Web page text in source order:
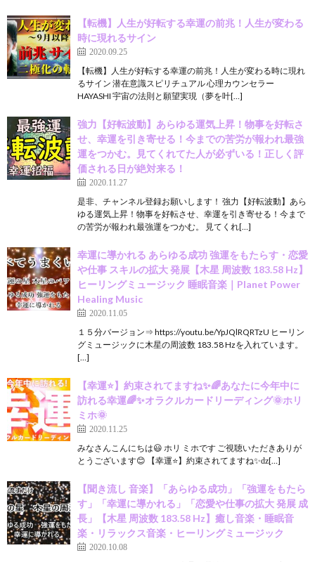
【転機】人生が好転する幸運の前兆！人生が変わる
時に現れるサイン
2020.09.25
【転機】人生が好転する幸運の前兆！人生が変わる時に現れ
るサイン 潜在意識スピリチュアル 心理カウンセラー
HAYASHI 宇宙の法則と願望実現（夢を叶[…]
強力【好転波動】あらゆる運気上昇！物事を好転さ
せ、幸運を引き寄せる！今までの苦労が報われ最強
運をつかむ。見てくれてた人が必ずいる！正しく評
価される日が絶対来る！
2020.11.27
是非、チャンネル登録お願いします！ 強力【好転波動】あら
ゆる運気上昇！物事を好転させ、幸運を引き寄せる！今まで
の苦労が報われ最強運をつかむ。 見てくれ[…]
幸運に導かれる あらゆる成功 強運をもたらす・恋愛
や仕事 スキルの拡大 発展【木星 周波数 183.58 Hz】
ヒーリングミュージック 睡眠音楽｜Planet Power
Healing Music
2020.11.05
１５分バージョン⇒ https://youtu.be/YpJQlRQRTzU ヒーリン
グミュージックに木星の周波数 183.58 Hzを入れています。
[…]
【幸運⭐️】約束されてますね✨🌈あなたに今年中に
訪れる幸運🌈✨オラクルカードリーディング🌞ホリ
ミホ🌞
2020.11.25
みなさんこんにちは😃 ホリ ミホです ご視聴いただきありが
とうございます😊 【幸運⭐️】約束されてますね✨ǳ[…]
【聞き流し 音楽】「あらゆる成功」「強運をもたら
す」「幸運に導かれる」「恋愛や仕事の拡大 発展 成
長」【木星 周波数 183.58 Hz】癒し音楽・睡眠音
楽・リラックス音楽・ヒーリングミュージック
2020.10.08